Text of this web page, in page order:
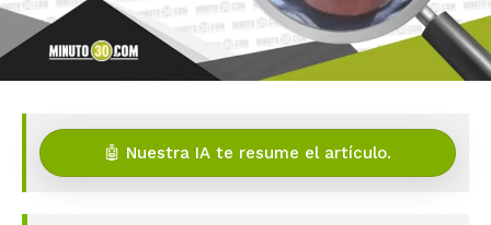
🤖 Nuestra IA te resume el artículo.